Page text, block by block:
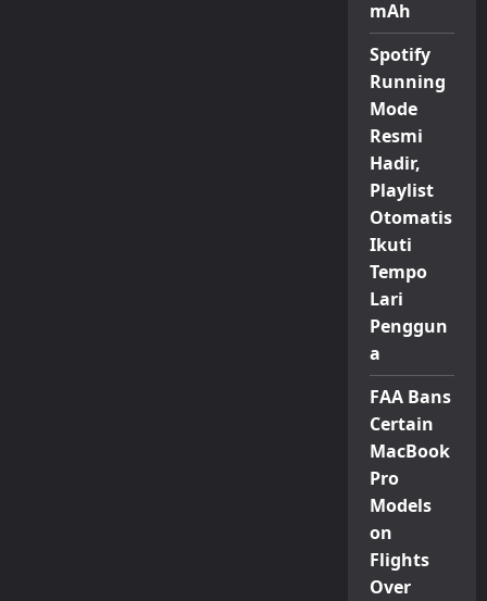
mAh
Spotify
Running
Mode
Resmi
Hadir,
Playlist
Otomatis
Ikuti
Tempo
Lari
Penggun
a
FAA Bans
Certain
MacBook
Pro
Models
on
Flights
Over